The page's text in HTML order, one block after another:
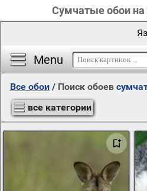
Сумчатые обои на
Menu
Все обои / Поиск обоев
все категории